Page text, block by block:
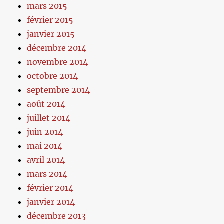
mars 2015
février 2015
janvier 2015
décembre 2014
novembre 2014
octobre 2014
septembre 2014
août 2014
juillet 2014
juin 2014
mai 2014
avril 2014
mars 2014
février 2014
janvier 2014
décembre 2013